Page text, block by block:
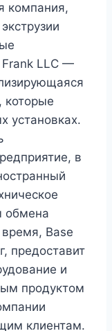
компания,
LLC —
которые
установках.
в
обмена
Base
предоставит
и
продуктом
клиентам.